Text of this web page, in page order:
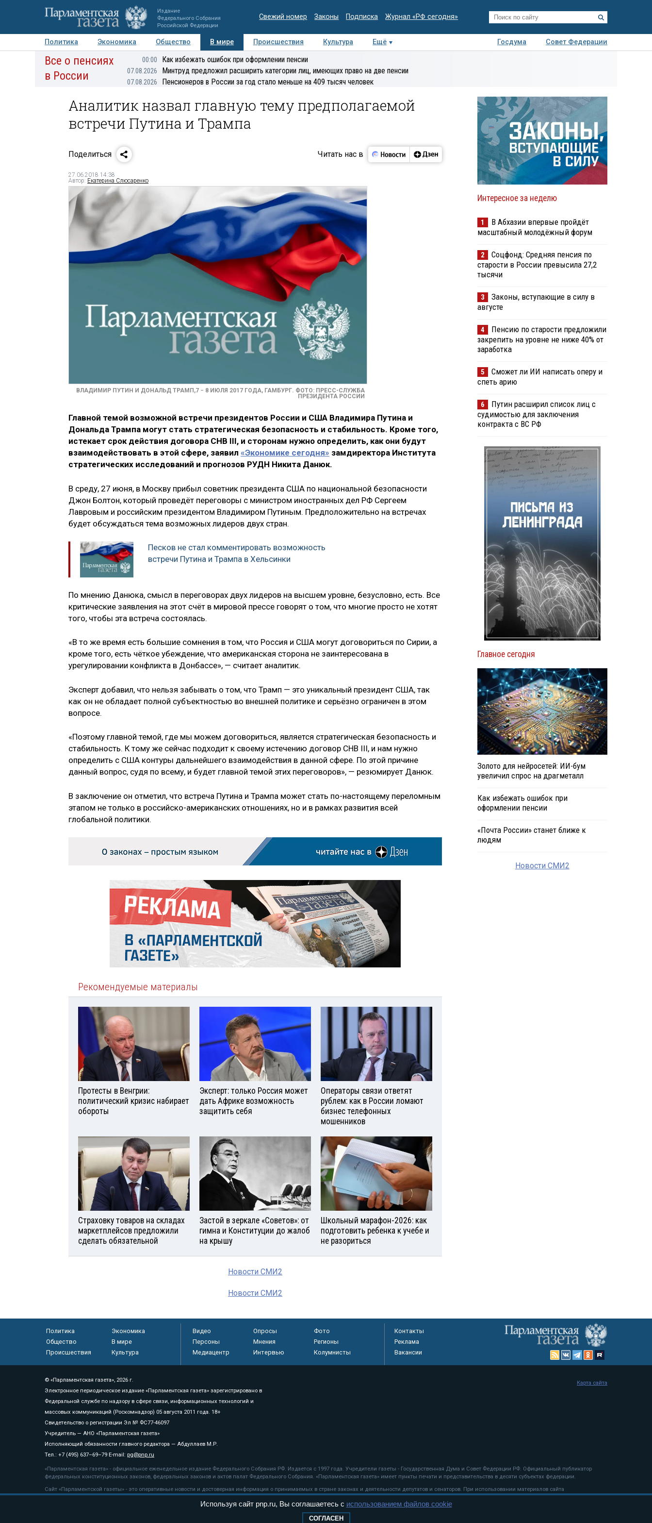
Издание
Федерального Собрания
Российской Федерации
Свежий номер Законы Подписка Журнал «РФ сегодня»
Политика Экономика Общество В мире Происшествия Культура Ещё Госдума
Совет Федерации
Авторы Персоны Мнения Регионы Медиацентр Интервью
Все о пенсиях
в России
00:00 Как избежать ошибок при оформлении пенсии
07.08.2026 Минтруд предложил расширить категории лиц, имеющих право на две пенсии
07.08.2026 Пенсионеров в России за год стало меньше на 409 тысяч человек
Аналитик назвал главную тему предполагаемой
встречи Путина и Трампа
Поделиться Читать нас в
27.06.2018 14:38
Автор: Екатерина Слюсаренко
ВЛАДИМИР ПУТИН И ДОНАЛЬД ТРАМП,7 − 8 ИЮЛЯ 2017 ГОДА, ГАМБУРГ. ФОТО: ПРЕСС-СЛУЖБА
ПРЕЗИДЕНТА РОССИИ
Главной темой возможной встречи президентов России и США Владимира Путина и
Дональда Трампа могут стать стратегическая безопасность и стабильность. Кроме того,
истекает срок действия договора СНВ III, и сторонам нужно определить, как они будут
взаимодействовать в этой сфере, заявил «Экономике сегодня» замдиректора Института
стратегических исследований и прогнозов РУДН Никита Данюк.
В среду, 27 июня, в Москву прибыл советник президента США по национальной безопасности
Джон Болтон, который проведёт переговоры с министром иностранных дел РФ Сергеем
Лавровым и российским президентом Владимиром Путиным. Предположительно на встречах
будет обсуждаться тема возможных лидеров двух стран.
Песков не стал комментировать возможность
встречи Путина и Трампа в Хельсинки
По мнению Данюка, смысл в переговорах двух лидеров на высшем уровне, безусловно, есть. Все
критические заявления на этот счёт в мировой прессе говорят о том, что многие просто не хотят
того, чтобы эта встреча состоялась.
«В то же время есть большие сомнения в том, что Россия и США могут договориться по Сирии, а
кроме того, есть чёткое убеждение, что американская сторона не заинтересована в
урегулировании конфликта в Донбассе», — считает аналитик.
Эксперт добавил, что нельзя забывать о том, что Трамп — это уникальный президент США, так
как он не обладает полной субъектностью во внешней политике и серьёзно ограничен в этом
вопросе.
«Поэтому главной темой, где мы можем договориться, является стратегическая безопасность и
стабильность. К тому же сейчас подходит к своему истечению договор СНВ III, и нам нужно
определить с США контуры дальнейшего взаимодействия в данной сфере. По этой причине
данный вопрос, судя по всему, и будет главной темой этих переговоров», — резюмирует Данюк.
В заключение он отметил, что встреча Путина и Трампа может стать по-настоящему переломным
этапом не только в российско-американских отношениях, но и в рамках развития всей
глобальной политики.
Рекомендуемые материалы
Протесты в Венгрии:
политический кризис набирает
обороты
Эксперт: только Россия может
дать Африке возможность
защитить себя
Операторы связи ответят
рублем: как в России ломают
бизнес телефонных
мошенников
Страховку товаров на складах
маркетплейсов предложили
сделать обязательной
Застой в зеркале «Советов»: от
гимна и Конституции до жалоб
на крышу
Школьный марафон-2026: как
подготовить ребенка к учебе и
не разориться
Новости СМИ2
Новости СМИ2
Интересное за неделю
1
В Абхазии впервые пройдёт
масштабный молодёжный форум
2
Соцфонд: Средняя пенсия по
старости в России превысила 27,2
тысячи
3
Законы, вступающие в силу в
августе
4
Пенсию по старости предложили
закрепить на уровне не ниже 40% от
заработка
5
Сможет ли ИИ написать оперу и
спеть арию
6
Путин расширил список лиц с
судимостью для заключения
контракта с ВС РФ
Главное сегодня
Золото для нейросетей: ИИ-бум
увеличил спрос на драгметалл
Как избежать ошибок при
оформлении пенсии
«Почта России» станет ближе к
людям
Новости СМИ2
Политика
Экономика
Общество
В мире
Происшествия
Культура
Видео Опросы
Фото
Персоны
Мнения
Регионы
Медиацентр
Интервью Колумнисты
Контакты
Реклама
Вакансии
© «Парламентская газета», 2026 г.
Электронное периодическое издание «Парламентская газета» зарегистрировано в
Федеральной службе по надзору в сфере связи, информационных технологий и
массовых коммуникаций (Роскомнадзор) 05 августа 2011 года. 18+
Свидетельство о регистрации Эл № ФС77-46097
Учредитель — АНО «Парламентская газета»
Исполняющий обязанности главного редактора — Абдуллаев М.Р.
Тел.: +7 (495) 637–69–79 E-mail: pg@pnp.ru
«Парламентская газета» - официальное еженедельное издание Федерального Собрания РФ. Издается с 1997 года. Учредители газеты - Государственная Дума и Совет Федерации РФ. Официальный публикатор
федеральных конституционных законов, федеральных законов и актов палат Федерального Собрания. «Парламентская газета» имеет пункты печати и представительства в десяти субъектах федерации.
Сайт «Парламентской газеты» - это оперативные новости и достоверная информация о принимаемых в стране законах и деятельности депутатов и сенаторов. При использовании материалов сайта
«Парламентской газеты» активная ссылка на pnp.ru обязательна.
рекомендательные технологии
Карта сайта
Используя сайт pnp.ru, Вы соглашаетесь с использованием файлов cookie
СОГЛАСЕН